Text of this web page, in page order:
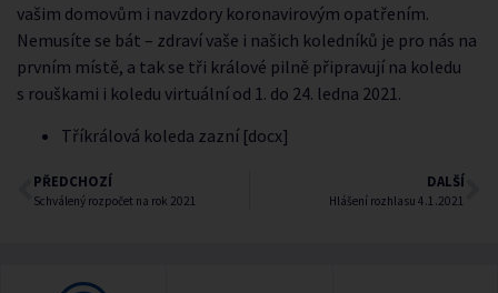
vašim domovům i navzdory koronavirovým opatřením.
Nemusíte se bát – zdraví vaše i našich koledníků je pro nás na
prvním místě, a tak se tři králové pilně připravují na koledu
s rouškami i koledu virtuální od 1. do 24. ledna 2021.
Tříkrálová koleda zazní [docx]
PŘEDCHOZÍ
Schválený rozpočet na rok 2021
DALŠÍ
Hlášení rozhlasu 4.1.2021